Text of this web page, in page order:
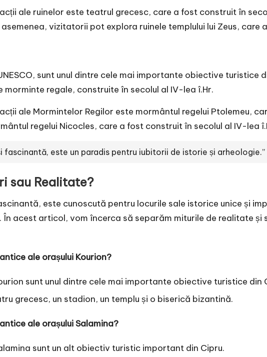
ale ruinelor este teatrul grecesc, care a fost construit în
vizitatorii pot explora ruinele templului lui Zeus, care
sunt unul dintre cele mai importante obiective turistice
morminte regale, construite în secolul al IV-lea î.Hr.
ale Mormintelor Regilor este mormântul regelui Ptolemeu,
regelui Nicocles, care a fost construit în secolul al IV-lea
fascinantă, este un paradis pentru iubitorii de istorie și arheologie.”
sau Realitate?
este cunoscută pentru locurile sale istorice unice și
acest articol, vom încerca să separăm miturile de realitate
ale orașului Kourion?
sunt unul dintre cele mai importante obiective turistice din
grecesc, un stadion, un templu și o biserică bizantină.
ale orașului Salamina?
sunt un alt obiectiv turistic important din Cipru.